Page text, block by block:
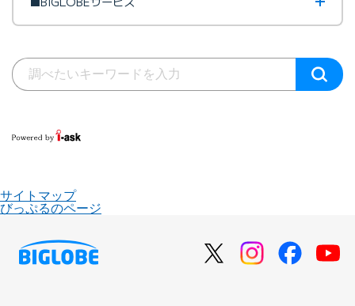
サイトマップ
びっぷるのページ